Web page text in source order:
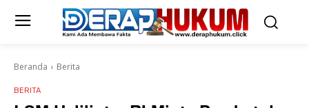
Beranda Berita
BERITA